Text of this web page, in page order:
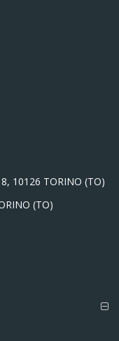
10126 TORINO (TO)
(TO)